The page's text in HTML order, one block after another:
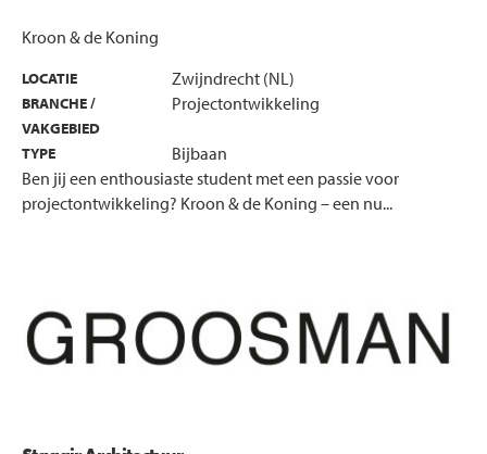
Kroon & de Koning
LOCATIE Zwijndrecht (NL)
BRANCHE /
VAKGEBIED
Projectontwikkeling
TYPE
Bijbaan
Ben jij een enthousiaste student met een passie voor
projectontwikkeling? Kroon & de Koning – een nu...